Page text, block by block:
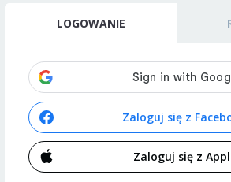
LOGOWANIE
Zaloguj się z
Zaloguj się z